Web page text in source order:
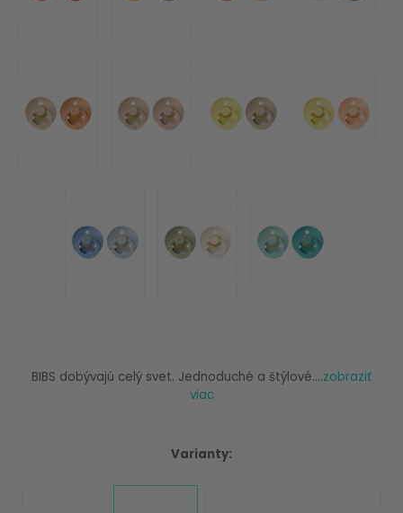
BIBS dobývajú celý svet. Jednoduché a štýlové....zobraziť
viac
Varianty: